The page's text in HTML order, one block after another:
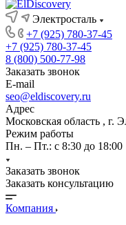
Электросталь
+7 (925) 780-37-45
+7 (925) 780-37-45
8 (800) 500-77-98
Заказать звонок
E-mail
seo@eldiscovery.ru
Адрес
Московская область , г.
Режим работы
Пн. – Пт.: с 8:30 до 18:00
Заказать звонок
Заказать консультацию
Компания